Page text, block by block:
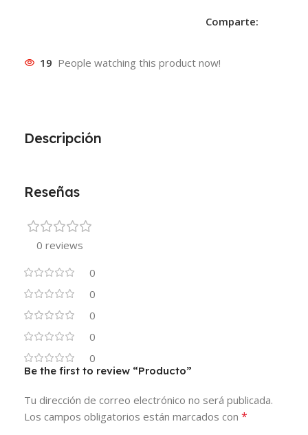
Comparte:
19 People watching this product now!
Descripción
Reseñas
0 reviews
0
0
0
0
0
Be the first to review “Producto”
Tu dirección de correo electrónico no será publicada.
Los campos obligatorios están marcados con *